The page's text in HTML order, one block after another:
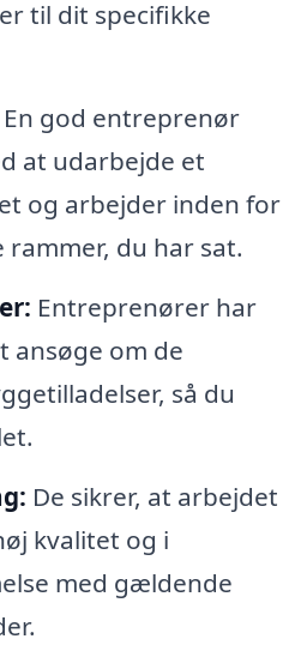
til dit specifikke
En god entreprenør
at udarbejde et
og arbejder inden for
rammer, du har sat.
Entreprenører har
ansøge om de
så du
De sikrer, at arbejdet
kvalitet og i
med gældende